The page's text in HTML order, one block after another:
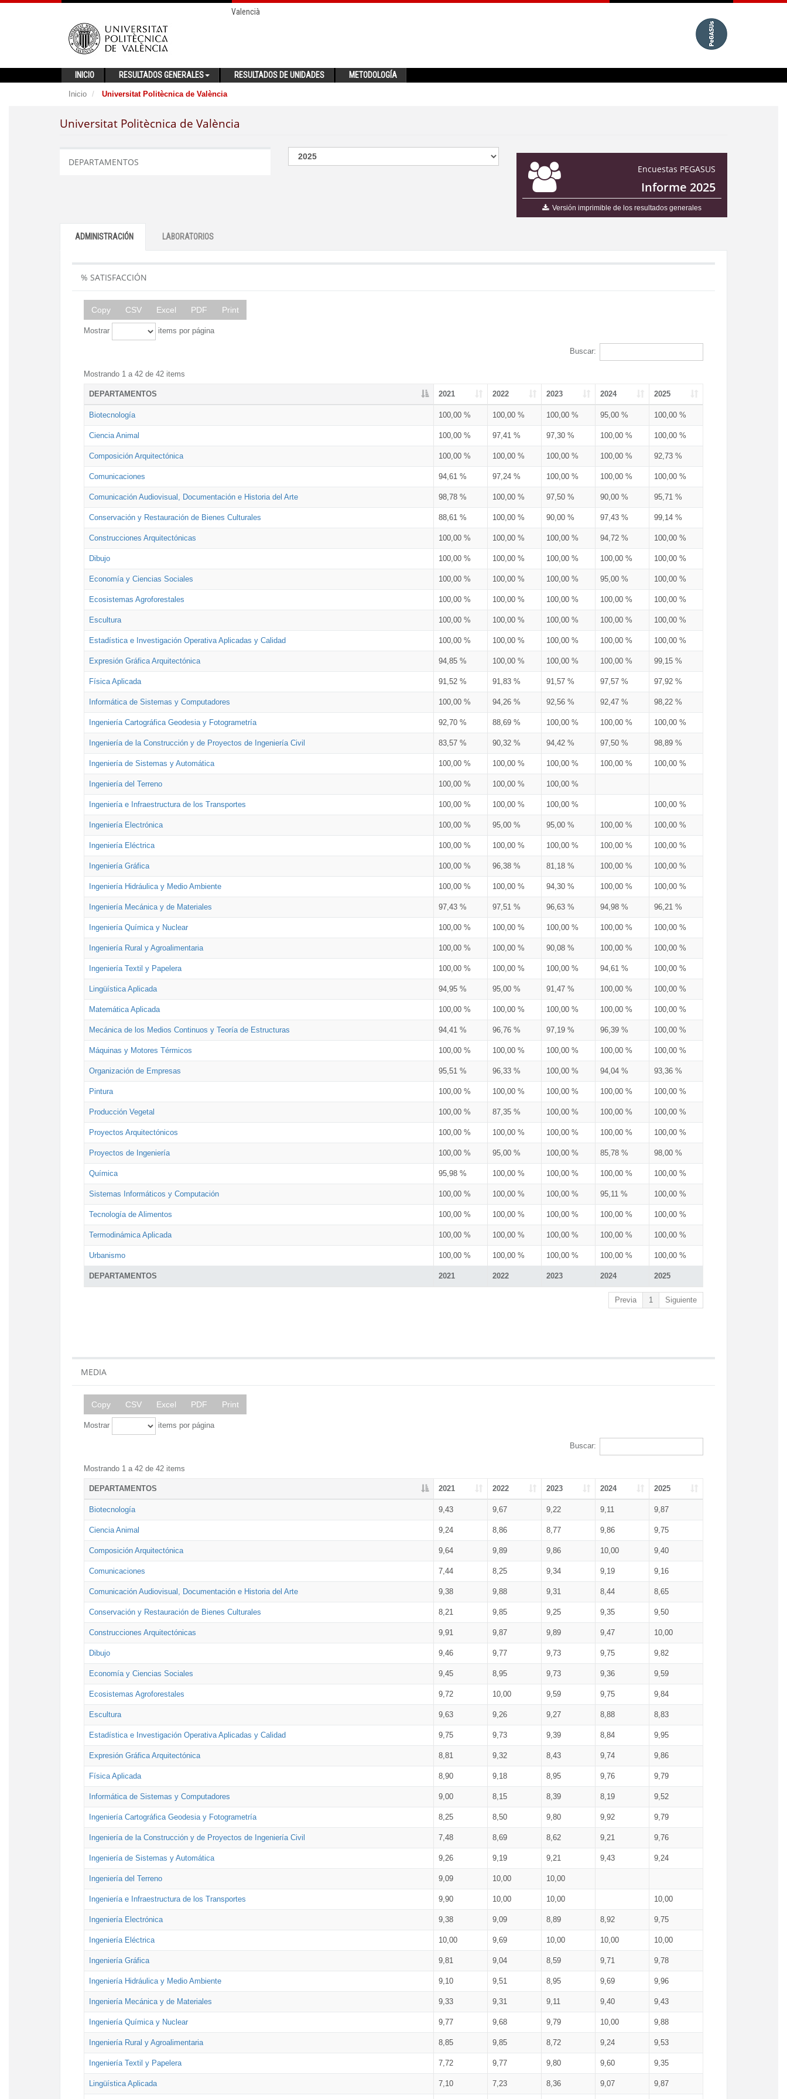
Valencià
INICIO RESULTADOS GENERALES RESULTADOS DE UNIDADES METODOLOGÍA
Inicio Universitat Politècnica de València
Universitat Politècnica de València
Encuestas PEGASUS
Informe 2025
Versión imprimible de los resultados generales
DEPARTAMENTOS
ADMINISTRACIÓN LABORATORIOS
% SATISFACCIÓN
Copy CSV Excel PDF Print
Mostrar items por página
Buscar:
Mostrando 1 a 42 de 42 items
DEPARTAMENTOS 2021 2022 2023 2024 2025
DEPARTAMENTOS 2021 2022 2023 2024 2025
Biotecnología 100,00 % 100,00 % 100,00 % 95,00 % 100,00 %
Ciencia Animal 100,00 % 97,41 % 97,30 % 100,00 % 100,00 %
Composición Arquitectónica 100,00 % 100,00 % 100,00 % 100,00 % 92,73 %
Comunicaciones 94,61 % 97,24 % 100,00 % 100,00 % 100,00 %
Comunicación Audiovisual, Documentación e Historia del Arte 98,78 % 100,00 % 97,50 % 90,00 % 95,71 %
Conservación y Restauración de Bienes Culturales 88,61 % 100,00 % 90,00 % 97,43 % 99,14 %
Construcciones Arquitectónicas 100,00 % 100,00 % 100,00 % 94,72 % 100,00 %
Dibujo 100,00 % 100,00 % 100,00 % 100,00 % 100,00 %
Economía y Ciencias Sociales 100,00 % 100,00 % 100,00 % 95,00 % 100,00 %
Ecosistemas Agroforestales 100,00 % 100,00 % 100,00 % 100,00 % 100,00 %
Escultura 100,00 % 100,00 % 100,00 % 100,00 % 100,00 %
Estadística e Investigación Operativa Aplicadas y Calidad 100,00 % 100,00 % 100,00 % 100,00 % 100,00 %
Expresión Gráfica Arquitectónica 94,85 % 100,00 % 100,00 % 100,00 % 99,15 %
Física Aplicada 91,52 % 91,83 % 91,57 % 97,57 % 97,92 %
Informática de Sistemas y Computadores 100,00 % 94,26 % 92,56 % 92,47 % 98,22 %
Ingeniería Cartográfica Geodesia y Fotogrametría 92,70 % 88,69 % 100,00 % 100,00 % 100,00 %
Ingeniería de la Construcción y de Proyectos de Ingeniería Civil 83,57 % 90,32 % 94,42 % 97,50 % 98,89 %
Ingeniería de Sistemas y Automática 100,00 % 100,00 % 100,00 % 100,00 % 100,00 %
Ingeniería del Terreno 100,00 % 100,00 % 100,00 %
Ingeniería e Infraestructura de los Transportes 100,00 % 100,00 % 100,00 % 100,00 %
Ingeniería Electrónica 100,00 % 95,00 % 95,00 % 100,00 % 100,00 %
Ingeniería Eléctrica 100,00 % 100,00 % 100,00 % 100,00 % 100,00 %
Ingeniería Gráfica 100,00 % 96,38 % 81,18 % 100,00 % 100,00 %
Ingeniería Hidráulica y Medio Ambiente 100,00 % 100,00 % 94,30 % 100,00 % 100,00 %
Ingeniería Mecánica y de Materiales 97,43 % 97,51 % 96,63 % 94,98 % 96,21 %
Ingeniería Química y Nuclear 100,00 % 100,00 % 100,00 % 100,00 % 100,00 %
Ingeniería Rural y Agroalimentaria 100,00 % 100,00 % 90,08 % 100,00 % 100,00 %
Ingeniería Textil y Papelera 100,00 % 100,00 % 100,00 % 94,61 % 100,00 %
Lingüística Aplicada 94,95 % 95,00 % 91,47 % 100,00 % 100,00 %
Matemática Aplicada 100,00 % 100,00 % 100,00 % 100,00 % 100,00 %
Mecánica de los Medios Continuos y Teoría de Estructuras 94,41 % 96,76 % 97,19 % 96,39 % 100,00 %
Máquinas y Motores Térmicos 100,00 % 100,00 % 100,00 % 100,00 % 100,00 %
Organización de Empresas 95,51 % 96,33 % 100,00 % 94,04 % 93,36 %
Pintura 100,00 % 100,00 % 100,00 % 100,00 % 100,00 %
Producción Vegetal 100,00 % 87,35 % 100,00 % 100,00 % 100,00 %
Proyectos Arquitectónicos 100,00 % 100,00 % 100,00 % 100,00 % 100,00 %
Proyectos de Ingeniería 100,00 % 95,00 % 100,00 % 85,78 % 98,00 %
Química 95,98 % 100,00 % 100,00 % 100,00 % 100,00 %
Sistemas Informáticos y Computación 100,00 % 100,00 % 100,00 % 95,11 % 100,00 %
Tecnología de Alimentos 100,00 % 100,00 % 100,00 % 100,00 % 100,00 %
Termodinámica Aplicada 100,00 % 100,00 % 100,00 % 100,00 % 100,00 %
Urbanismo 100,00 % 100,00 % 100,00 % 100,00 % 100,00 %
Previa 1 Siguiente
MEDIA
Copy CSV Excel PDF Print
Mostrar items por página
Buscar:
Mostrando 1 a 42 de 42 items
DEPARTAMENTOS 2021 2022 2023 2024 2025
Biotecnología 9,43 9,67 9,22 9,11 9,87
Ciencia Animal 9,24 8,86 8,77 9,86 9,75
Composición Arquitectónica 9,64 9,89 9,86 10,00 9,40
Comunicaciones 7,44 8,25 9,34 9,19 9,16
Comunicación Audiovisual, Documentación e Historia del Arte 9,38 9,88 9,31 8,44 8,65
Conservación y Restauración de Bienes Culturales 8,21 9,85 9,25 9,35 9,50
Construcciones Arquitectónicas 9,91 9,87 9,89 9,47 10,00
Dibujo 9,46 9,77 9,73 9,75 9,82
Economía y Ciencias Sociales 9,45 8,95 9,73 9,36 9,59
Ecosistemas Agroforestales 9,72 10,00 9,59 9,75 9,84
Escultura 9,63 9,26 9,27 8,88 8,83
Estadística e Investigación Operativa Aplicadas y Calidad 9,75 9,73 9,39 8,84 9,95
Expresión Gráfica Arquitectónica 8,81 9,32 8,43 9,74 9,86
Física Aplicada 8,90 9,18 8,95 9,76 9,79
Informática de Sistemas y Computadores 9,00 8,15 8,39 8,19 9,52
Ingeniería Cartográfica Geodesia y Fotogrametría 8,25 8,50 9,80 9,92 9,79
Ingeniería de la Construcción y de Proyectos de Ingeniería Civil 7,48 8,69 8,62 9,21 9,76
Ingeniería de Sistemas y Automática 9,26 9,19 9,21 9,43 9,24
Ingeniería del Terreno 9,09 10,00 10,00
Ingeniería e Infraestructura de los Transportes 9,90 10,00 10,00 10,00
Ingeniería Electrónica 9,38 9,09 8,89 8,92 9,75
Ingeniería Eléctrica 10,00 9,69 10,00 10,00 10,00
Ingeniería Gráfica 9,81 9,04 8,59 9,71 9,78
Ingeniería Hidráulica y Medio Ambiente 9,10 9,51 8,95 9,69 9,96
Ingeniería Mecánica y de Materiales 9,33 9,31 9,11 9,40 9,43
Ingeniería Química y Nuclear 9,77 9,68 9,79 10,00 9,88
Ingeniería Rural y Agroalimentaria 8,85 9,85 8,72 9,24 9,53
Ingeniería Textil y Papelera 7,72 9,77 9,80 9,60 9,35
Lingüística Aplicada 7,10 7,23 8,36 9,07 9,87